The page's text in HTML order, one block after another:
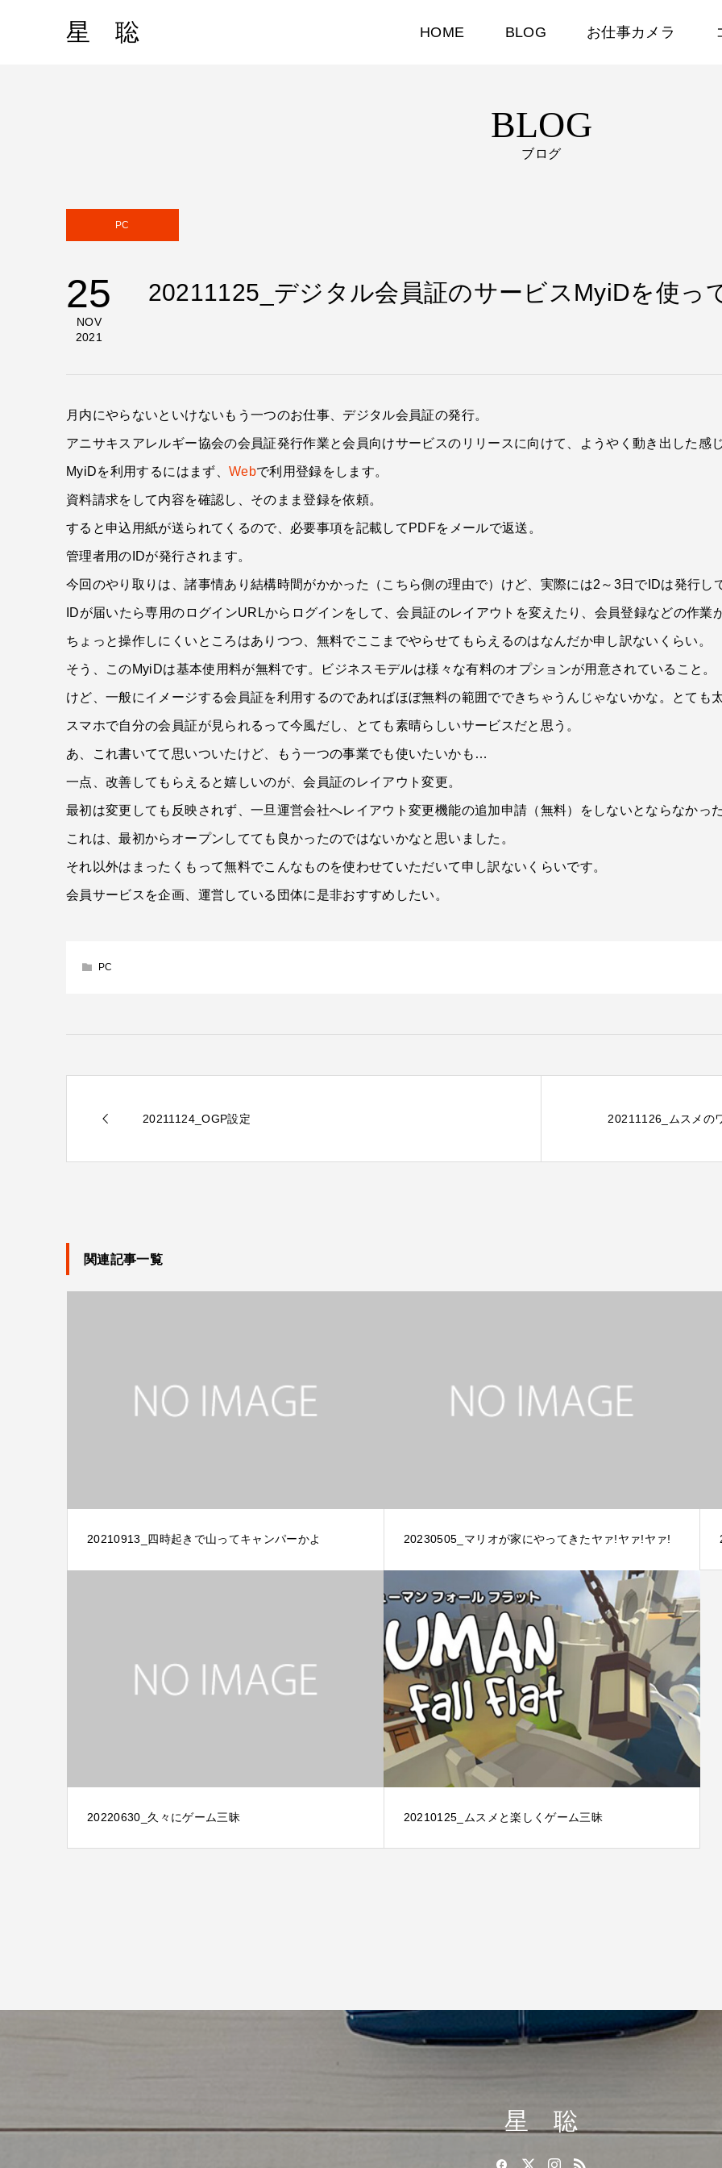
星 聡 HOME BLOG お仕事カメラ
BLOG
ブログ
PC
25
NOV
2021
20211125_デジタル会員証のサービスMyiDを使っ
月内にやらないといけないもう一つのお仕事、デジタル会員証の発行。
アニサキスアレルギー協会の会員証発行作業と会員向けサービスのリリースに向けて、ようやく動き出した感
MyiDを利用するにはまず、 Webで利用登録をします。
資料請求をして内容を確認し、そのまま登録を依頼。
すると申込用紙が送られてくるので、必要事項を記載してPDFをメールで返送。
管理者用のIDが発行されます。
今回のやり取りは、諸事情あり結構時間がかかった（こちら側の理由で）けど、実際には2～3日でIDは発行し
IDが届いたら専用のログインURLからログインをして、会員証のレイアウトを変えたり、会員登録などの作業
ちょっと操作しにくいところはありつつ、無料でここまでやらせてもらえるのはなんだか申し訳ないくらい。
そう、このMyiDは基本使用料が無料です。ビジネスモデルは様々な有料のオプションが用意されていること。
けど、一般にイメージする会員証を利用するのであればほぼ無料の範囲でできちゃうんじゃないかな。とても
スマホで自分の会員証が見られるって今風だし、とても素晴らしいサービスだと思う。
あ、これ書いてて思いついたけど、もう一つの事業でも使いたいかも…
一点、改善してもらえると嬉しいのが、会員証のレイアウト変更。
最初は変更しても反映されず、一旦運営会社へレイアウト変更機能の追加申請（無料）をしないとならなかっ
これは、最初からオープンしてても良かったのではないかなと思いました。
それ以外はまったくもって無料でこんなものを使わせていただいて申し訳ないくらいです。
会員サービスを企画、運営している団体に是非おすすめしたい。
PC
20211124_OGP設定 20211126_ムスメの
関連記事一覧
20210913_四時起きで山ってキャンパーかよ 20230505_マリオが家にやってきたヤァ!ヤァ!ヤァ!
20220630_久々にゲーム三昧 20210125_ムスメと楽しくゲーム三昧
星 聡